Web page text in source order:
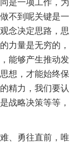
是一项工作，为
不到呢关键是一
念决定思路，思
力量是无穷的，
能够产生推动发
想，才能始终保
精力，我们要认
战略决策等等，
、勇往直前，唯